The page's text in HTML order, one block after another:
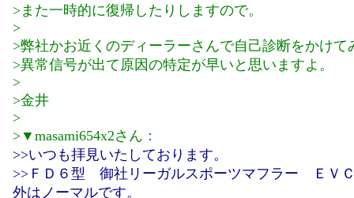
>また一時的に復帰したりしますので。
>
>弊社かお近くのディーラーさんで自己診断をかけて
>異常信号が出て原因の特定が早いと思いますよ。
>
>金井
>
>▼masami654x2さん：
>>いつも拝見いたしております。
>>ＦＤ６型 御社リーガルスポーツマフラー ＥＶ
外はノーマルです。